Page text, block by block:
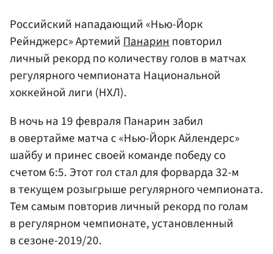
Российский нападающий «Нью-Йорк
Рейнджерс» АртемийПанаринповторил
личный рекорд по количеству голов в матчах
регулярного чемпионата Национальной
хоккейной лиги (НХЛ).
В ночь на 19 февраля Панарин забил
в овертайме матча с «Нью-Йорк Айлендерс»
шайбу и принес своей команде победу со
счетом 6:5. Этот гол стал для форварда 32-м
в текущем розыгрыше регулярного чемпионата.
Тем самым повторив личный рекорд по голам
в регулярном чемпионате, установленный
в сезоне-2019/20.